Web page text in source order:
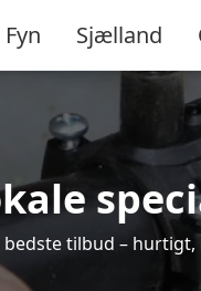
Fyn Sjælland
tilbud –